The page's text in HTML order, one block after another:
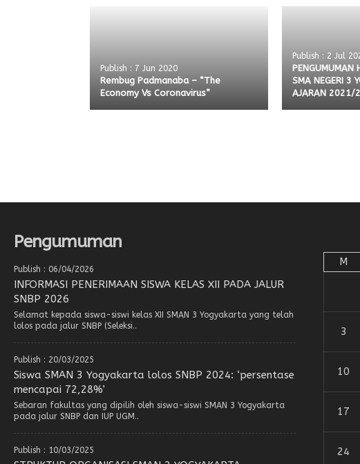
Publish : 7 Jun 2020
Rembug Padmanaba – “The
Economy Vs Coronavirus”
Publish : 2 Jul
PENGUMUMAN
SMA NEGERI 3
AJARAN 2021/
Pengumuman
Publish : 06/04/2026
INFORMASI PENERIMAAN SISWA KELAS XII PADA JALUR
SNBP 2026
Selamat kepada siswa-siswi kelas XII SMAN 3 Yogyakarta yang telah
lolos pada jalur SNBP (Seleksi..
Publish : 20/03/2025
Siswa SMAN 3 Yogyakarta lolos SNBP 2024: ‘persentase
mencapai 72,28%’
Sebaran fakultas yang dipilih oleh siswa-siswi SMAN 3 Yogyakarta
pada jalur SNBP dan IUP UGM..
Publish : 10/03/2025
M
3
10
17
24